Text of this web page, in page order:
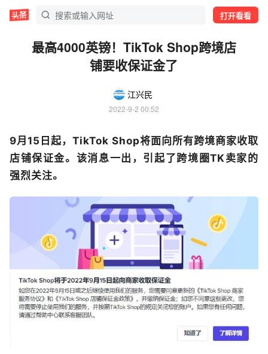
打开看看
最高4000英镑！TikTok Shop跨境店
铺要收保证金了
江兴民
2022-9-2 00:52
9月15日起，TikTok Shop将面向所有跨境商家收取
店铺保证金。该消息一出，引起了跨境圈TK卖家的
强烈关注。